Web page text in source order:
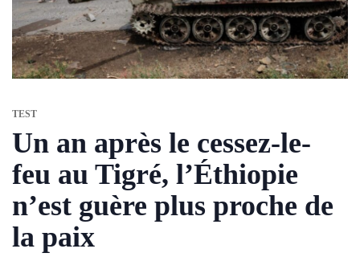
TEST
Un an après le cessez-le-
feu au Tigré, l’Éthiopie
n’est guère plus proche de
la paix